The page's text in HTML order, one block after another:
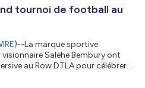
tournoi de football au
)--La marque sportive
Salehe Bembury ont
au Row DTLA pour célébrer